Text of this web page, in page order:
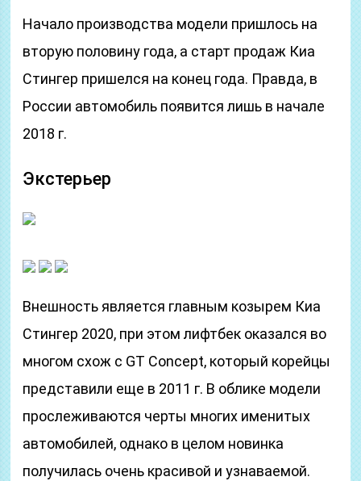
Начало производства модели пришлось на
вторую половину года, а старт продаж Киа
Стингер пришелся на конец года. Правда, в
России автомобиль появится лишь в начале
2018 г.
Экстерьер
Внешность является главным козырем Киа
Стингер 2020, при этом лифтбек оказался во
многом схож с GT Concept, который корейцы
представили еще в 2011 г. В облике модели
прослеживаются черты многих именитых
автомобилей, однако в целом новинка
получилась очень красивой и узнаваемой.